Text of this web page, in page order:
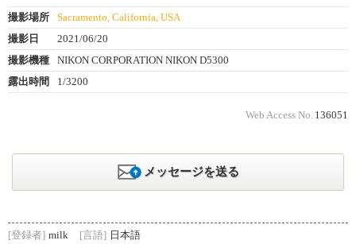
撮影場所
Sacramento, California, USA
撮影日
2021/06/20
撮影機種
NIKON CORPORATION NIKON D5300
露出時間
1/3200
Web Access No. 136051
メッセージを送る
[登録者] milk [言語] 日本語